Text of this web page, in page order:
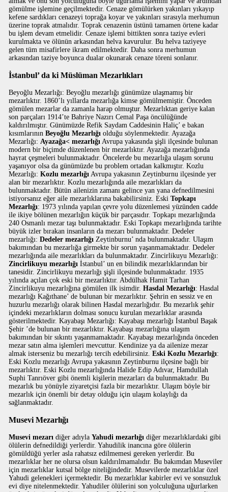
gömülme işlemine geçilmektedir. Cenaze gömülürken yakınları yıkayıp
kefene sardıkları cenazeyi toprağa koyar ve yakınları sırasıyla merhumun
üzerine toprak atmalıdır. Toprak cenazenin üstünü tamamen örtene kadar
bu işlem devam etmelidir. Cenaze işlemi bittikten sonra taziye evleri
kurulmakta ve ölünün arkasından helva kavurulur. Bu helva taziyeye
gelen tüm misafirlere ikram edilmektedir. Daha sonra merhumun
arkasından taziye boyunca dualar okunarak cenaze töreni sonlanır.
İstanbul’ da ki Müslüman Mezarlıkları
Beyoğlu Mezarlığı: Beyoğlu mezarlığı günümüze ulaşmamış bir
mezarlıktır. 1860’lı yıllarda mezarlığa kimse gömülmemiştir. Önceden
gömülen mezarlar da zamanla harap olmuştur. Mezarlıktan geriye kalan
son parçaları 1914’te Bahriye Nazırı Cemal Paşa öncülüğünde
kaldırılmıştır. Günümüzde Refik Saydam Caddesinin Haliç’ e bakan
kısımlarınınBeyoğlu Mezarlığı olduğu söylenmektedir. Ayazağa
Mezarlığı:Ayazağa< mezarlığı Avrupa yakasında şişli ilçesinde bulunan
modern bir biçimde düzenlenen bir mezarlıktır. Ayazağa mezarlığında
hayrat çeşmeleri bulunmaktadır. Öncelerde bu mezarlığa ulaşım sorunu
yaşanıyor olsa da günümüzde bu problem ortadan kalkmıştır. Kozlu
Mezarlığı:Kozlu mezarlığı Avrupa yakasının Zeytinburnu ilçesinde yer
alan bir mezarlıktır. Kozlu mezarlığında aile mezarlıkları da
bulunmaktadır. Bütün ailenizin zamanı gelince yan yana defnedilmesini
istiyorsanız eğer aile mezarlıklarına bakabilirsiniz. EskiTopkapı
Mezarlığı: 1973 yılında yapılan çevre yolu düzenlemesi yüzünden cadde
ile ikiye bölünen mezarlığın küçük bir parçasıdır. Topkapı mezarlığında
240 Osmanlı mezar taşı bulunmaktadır. Eski Topkapı mezarlığında tarihte
büyük izler bırakan insanların da mezarı bulunmaktadır. Dedeler
mezarlığı:Dedeler mezarlığı Zeytinburnu’ nda bulunmaktadır. Ulaşım
bakımından bu mezarlığa girmekte bir sorun yaşanmamaktadır. Dedeler
mezarlığında aile mezarlıkları da bulunmaktadır. Zincirlikuyu Mezarlığı:
Zincirlikuyu mezarlığı İstanbul’ un en bilindik mezarlıklarından bir
tanesidir. Zincirlikuyu mezarlığı şişli ilçesinde bulunmaktadır. 1935
yılında açılan çok eski bir mezarlıktır. Abdülhak Hamit Tarhan
Zincirlikuyu mezarlığına gömülen ilk isimdir.Hasdal Mezarlığı: Hasdal
mezarlığı Kağıthane’ de bulunan bir mezarlıktır. Şehrin en sessiz ve en
huzurlu mezarlığı olarak bilinen Hasdal mezarlığıdır. Bu mezarlık şehir
içindeki mezarlıkların dolması sonucu kurulan mezarlıklar arasında
gösterilmektedir. Kayabaşı Mezarlığı: Kayabaşı mezarlığı İstanbul Başak
Şehir ’de bulunan bir mezarlıktır. Kayabaşı mezarlığına ulaşım
bakımından bir sıkıntı yaşanmamaktadır. Kayabaşı mezarlığında önceden
mezar satın alma işlemleri mevcuttur. Kendinize ya da ailenize mezar
almak isterseniz bu mezarlığı tercih edebilirsiniz.Eski Kozlu Mezarlığı:
Eski Kozlu mezarlığı Avrupa yakasının Zeytinburnu ilçesine bağlı bir
mezarlıktır. Eski Kozlu mezarlığında Halide Edip Adıvar, Hamdullah
Suphi Tanrıöver gibi önemli kişilerin mezarları da bulunmaktadır. Bu
mezarlık bu yönüyle ziyaretçisi fazla bir mezarlıktır. Ulaşım böyle bir
mezarlık için önemli bir detay olduğu için ulaşım kolaylığı da
sağlanmaktadır.
Musevi Mezarlığı
Musevi mezarı diğer adıylaYahudi mezarlığı diğer mezarlıklardaki gibi
ölülerin defnedildiği yerlerdir. Yahudilik inancına göre ölülerin
gömüldüğü yerler asla rahatsız edilmemesi gereken yerlerdir. Bu
mezarlıklar her ne olursa olsun kaldırılmamalıdır. Bu bakımdan Museviler
için mezarlıklar kutsal bölge niteliğindedir. Musevilerde mezarlıklar özel
Yahudi gelenekleri içermektedir. Bu mezarlıklar kabirler evi ve sonsuzluk
evi diye nitelenmektedir. Yahudiler ölülerini son yolculuğuna uğurlarken